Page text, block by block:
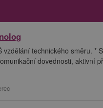
vzdělání technického směru. *
dovednosti, aktivní